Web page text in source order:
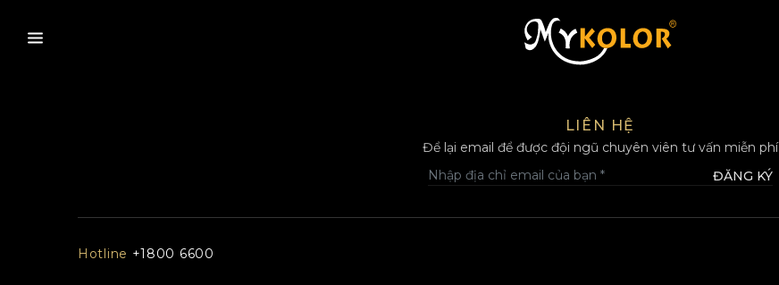
MYKOLOR
LIÊN HỆ
Để lại email để được đội ngũ chuyên viên tư vấn miễn phí
ĐĂNG KÝ
Hotline +1800 6600